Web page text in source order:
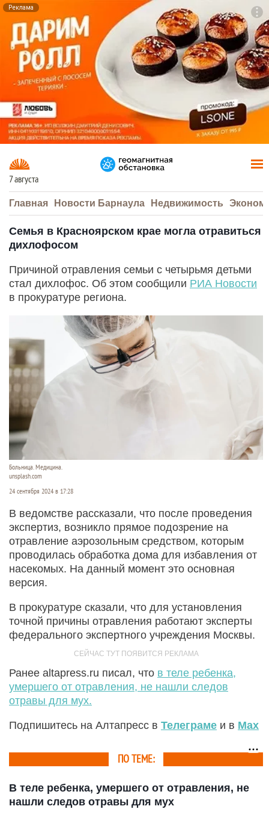
Реклама
7 августа
Главная Новости Барнаула Недвижимость
Семья в Красноярском крае могла отравиться
дихлофосом
Причиной отравления семьи с четырьмя детьми
стал дихлофос. Об этом сообщили РИА Новости
в прокуратуре региона.
Больница. Медицина.
unsplash.com
24 сентября 2024 в 17:28
В ведомстве рассказали, что после проведения
экспертиз, возникло прямое подозрение на
отравление аэрозольным средством, которым
проводилась обработка дома для избавления от
насекомых. На данный момент это основная
версия.
В прокуратуре сказали, что для установления
точной причины отравления работают эксперты
федерального экспертного учреждения Москвы.
Ранее altapress.ru писал, что в теле ребенка,
умершего от отравления, не нашли следов
отравы для мух.
Подпишитесь на Алтапресс в Телеграме и в Max
ПО ТЕМЕ:
В теле ребенка, умершего от отравления, не
нашли следов отравы для мух